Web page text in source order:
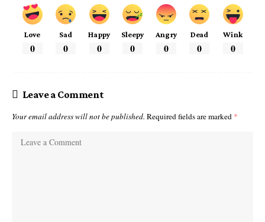
Love
0
Sad
0
Happy
0
Sleepy
0
Angry
0
Dead
0
Wink
0
Leave a Comment
Your email address will not be published. Required fields are marked *